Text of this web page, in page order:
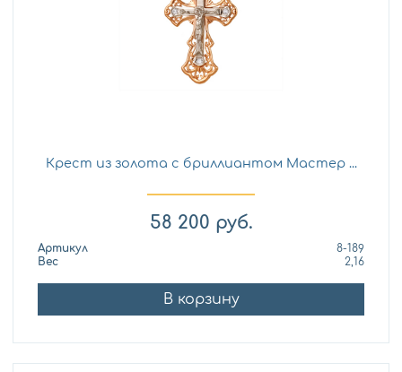
Крест из золота с бриллиантом Мастер ...
58 200 руб.
Артикул
8-189
Вес
2,16
В корзину